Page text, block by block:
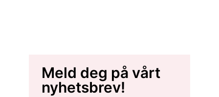
Meld deg på vårt
nyhetsbrev!